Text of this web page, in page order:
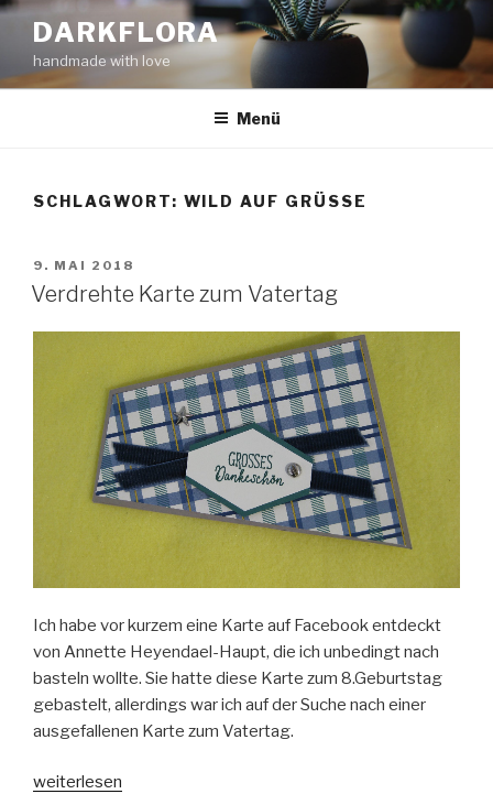
Zum
Inhalt
springen
DARKFLORA
handmade with love
Menü
SCHLAGWORT: WILD AUF GRÜSSE
VERÖFFENTLICHT
AM
9. MAI 2018
Verdrehte Karte zum Vatertag
Ich habe vor kurzem eine Karte auf Facebook entdeckt
von Annette Heyendael-Haupt, die ich unbedingt nach
basteln wollte. Sie hatte diese Karte zum 8.Geburtstag
gebastelt, allerdings war ich auf der Suche nach einer
ausgefallenen Karte zum Vatertag.
„Verdrehte
weiterlesen